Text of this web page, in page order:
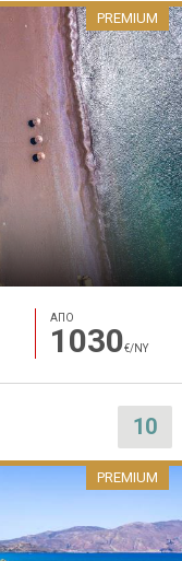
PREMIUM
ΑΠΟ
1030€/ΝΥ
10
PREMIUM